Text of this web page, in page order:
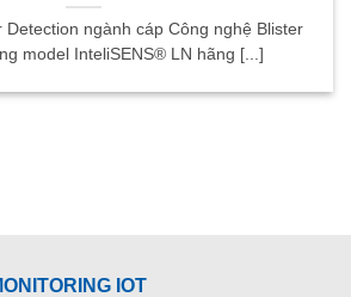
Detection ngành cáp Công nghệ Blister
model InteliSENS® LN hãng [...]
IOT